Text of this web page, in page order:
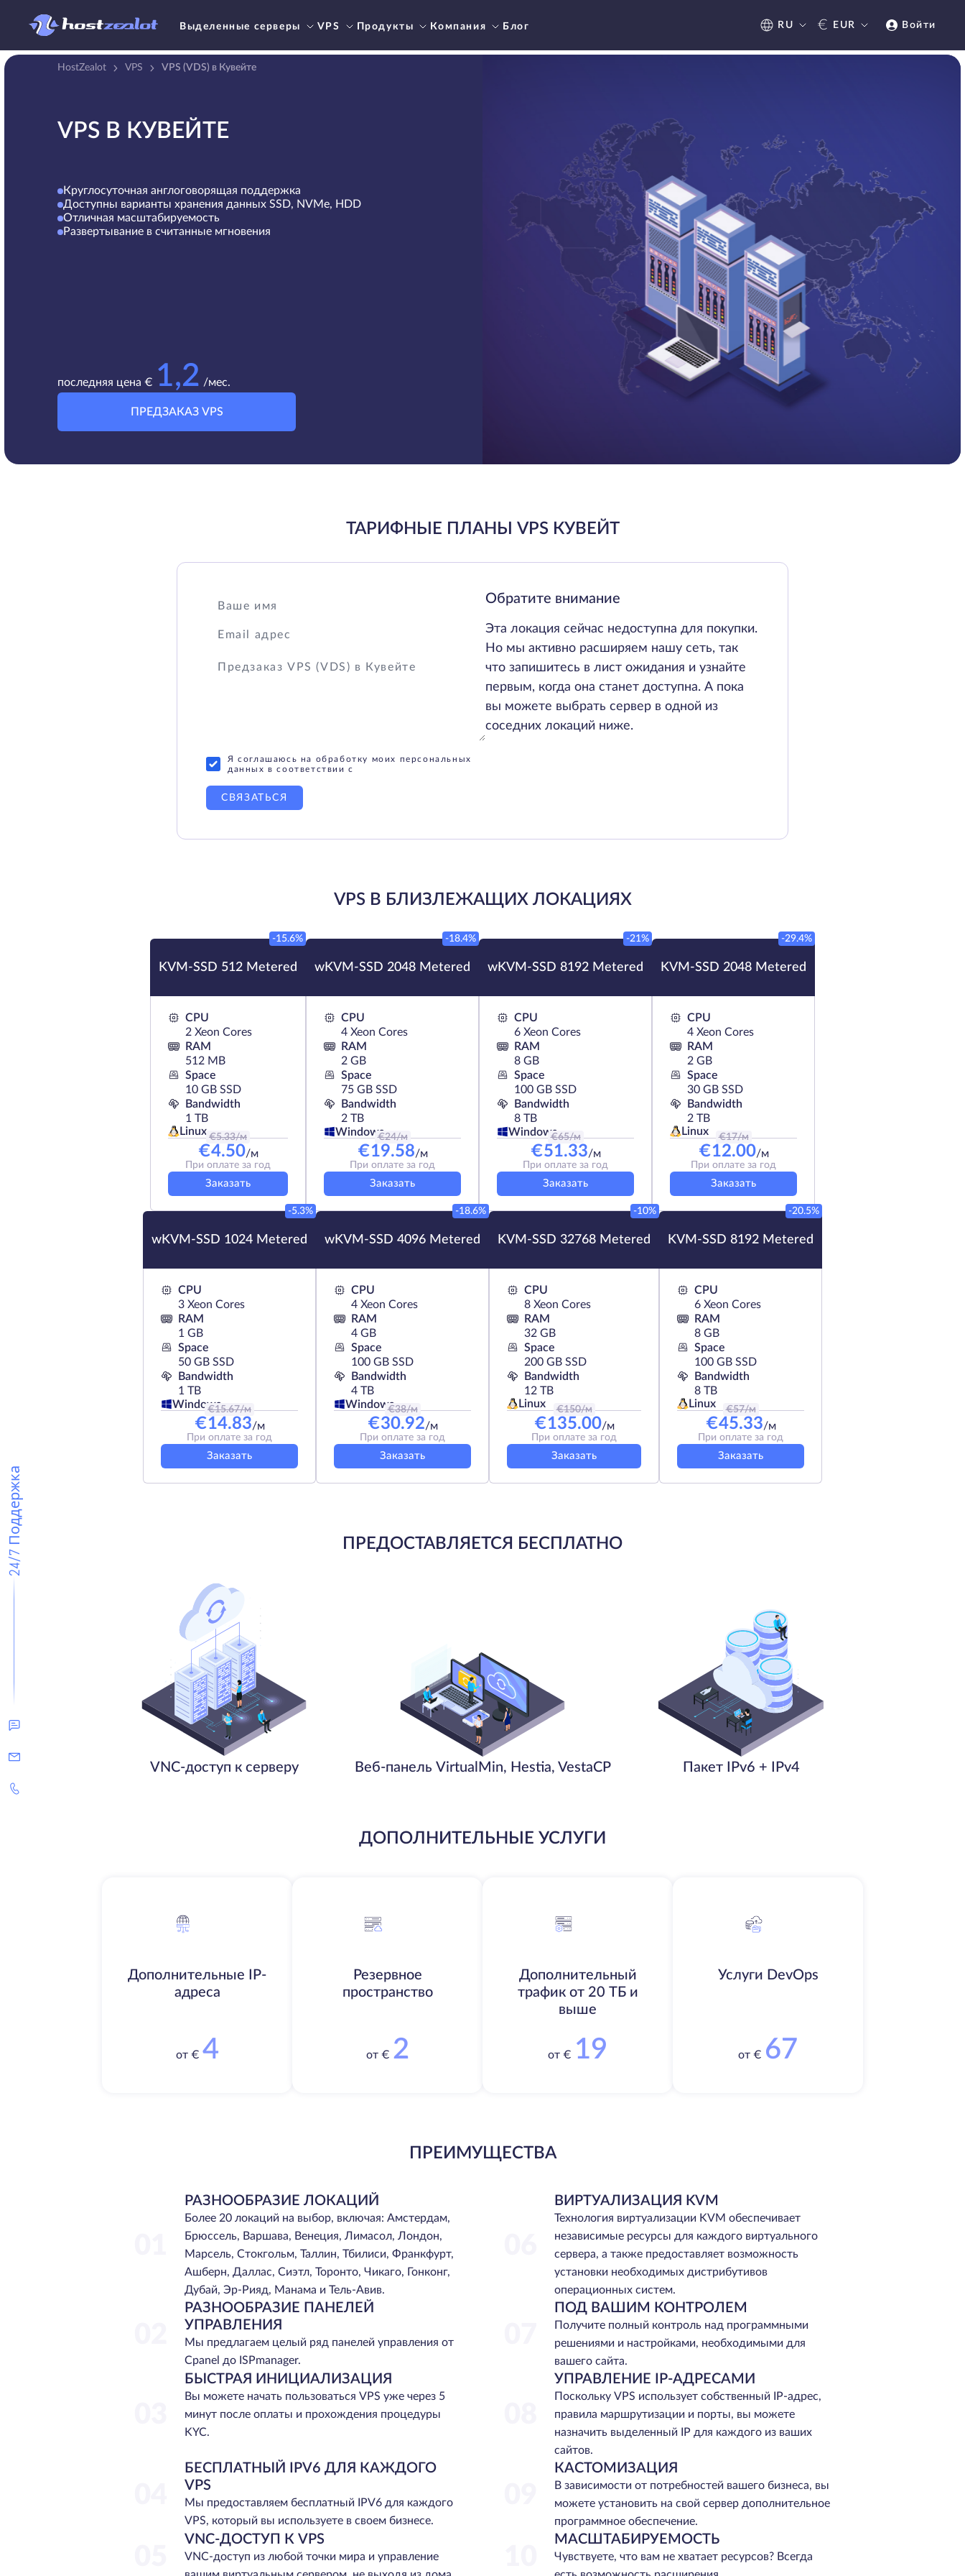
Выделенные серверы VPS Продукты Компания Блог RU € EUR Войти
24/7 Поддержка
HostZealot VPS VPS (VDS) в Кувейте
VPS В КУВЕЙТЕ
Круглосуточная англоговорящая поддержка
Доступны варианты хранения данных SSD, NVMe, HDD
Отличная масштабируемость
Развертывание в считанные мгновения
последняя цена € 1,2 /мес.
ПРЕДЗАКАЗ VPS
ТАРИФНЫЕ ПЛАНЫ VPS КУВЕЙТ
Я соглашаюсь на обработку моих персональных
данных в соответствии с
СВЯЗАТЬСЯ
Обратите внимание
Эта локация сейчас недоступна для покупки.
Но мы активно расширяем нашу сеть, так
что запишитесь в лист ожидания и узнайте
первым, когда она станет доступна. А пока
вы можете выбрать сервер в одной из
соседних локаций ниже.
VPS В БЛИЗЛЕЖАЩИХ ЛОКАЦИЯХ
KVM-SSD 512 Metered
-15.6%
CPU
2 Xeon Cores
RAM
512 MB
Space
10 GB SSD
Bandwidth
1 TB
Linux €5.33/м
€4.50/м
При оплате за год
Заказать
wKVM-SSD 2048 Metered
-18.4%
CPU
4 Xeon Cores
RAM
2 GB
Space
75 GB SSD
Bandwidth
2 TB
Windows
€24/м
€19.58/м
При оплате за год
Заказать
wKVM-SSD 8192 Metered
-21%
CPU
6 Xeon Cores
RAM
8 GB
Space
100 GB SSD
Bandwidth
8 TB
Windows
€65/м
€51.33/м
При оплате за год
Заказать
KVM-SSD 2048 Metered
-29.4%
CPU
4 Xeon Cores
RAM
2 GB
Space
30 GB SSD
Bandwidth
2 TB
Linux
€17/м
€12.00/м
При оплате за год
Заказать
wKVM-SSD 1024 Metered
-5.3%
CPU
3 Xeon Cores
RAM
1 GB
Space
50 GB SSD
Bandwidth
1 TB
Windows
€15.67/м
€14.83/м
При оплате за год
Заказать
wKVM-SSD 4096 Metered
-18.6%
CPU
4 Xeon Cores
RAM
4 GB
Space
100 GB SSD
Bandwidth
4 TB
Windows
€38/м
€30.92/м
При оплате за год
Заказать
KVM-SSD 32768 Metered
-10%
CPU
8 Xeon Cores
RAM
32 GB
Space
200 GB SSD
Bandwidth
12 TB
Linux
€150/м
€135.00/м
При оплате за год
Заказать
KVM-SSD 8192 Metered
-20.5%
CPU
6 Xeon Cores
RAM
8 GB
Space
100 GB SSD
Bandwidth
8 TB
Linux
€57/м
€45.33/м
При оплате за год
Заказать
ПРЕДОСТАВЛЯЕТСЯ БЕСПЛАТНО
VNC-доступ к серверу Веб-панель VirtualMin, Hestia, VestaCP Пакет IPv6 + IPv4
ДОПОЛНИТЕЛЬНЫЕ УСЛУГИ
Дополнительные IP-
адреса
от € 4
Резервное
пространство
от € 2
Дополнительный
трафик от 20 ТБ и
выше
от € 19
Услуги DevOps
от € 67
ПРЕИМУЩЕСТВА
РАЗНООБРАЗИЕ ЛОКАЦИЙ
Более 20 локаций на выбор, включая: Амстердам,
Брюссель, Варшава, Венеция, Лимасол, Лондон,
Марсель, Стокгольм, Таллин, Тбилиси, Франкфурт,
Ашберн, Даллас, Сиэтл, Торонто, Чикаго, Гонконг,
Дубай, Эр-Рияд, Манама и Тель-Авив.
ВИРТУАЛИЗАЦИЯ KVM
Технология виртуализации KVM обеспечивает
независимые ресурсы для каждого виртуального
сервера, а также предоставляет возможность
установки необходимых дистрибутивов
операционных систем.
РАЗНООБРАЗИЕ ПАНЕЛЕЙ
УПРАВЛЕНИЯ
Мы предлагаем целый ряд панелей управления от
Cpanel до ISPmanager.
ПОД ВАШИМ КОНТРОЛЕМ
Получите полный контроль над программными
решениями и настройками, необходимыми для
вашего сайта.
БЫСТРАЯ ИНИЦИАЛИЗАЦИЯ
Вы можете начать пользоваться VPS уже через 5
минут после оплаты и прохождения процедуры
KYC.
УПРАВЛЕНИЕ IP-АДРЕСАМИ
Поскольку VPS использует собственный IP-адрес,
правила маршрутизации и порты, вы можете
назначить выделенный IP для каждого из ваших
сайтов.
БЕСПЛАТНЫЙ IPV6 ДЛЯ КАЖДОГО
VPS
Мы предоставляем бесплатный IPV6 для каждого
VPS, который вы используете в своем бизнесе.
КАСТОМИЗАЦИЯ
В зависимости от потребностей вашего бизнеса, вы
можете установить на свой сервер дополнительное
программное обеспечение.
VNC-ДОСТУП К VPS
VNC-доступ из любой точки мира и управление
МАСШТАБИРУЕМОСТЬ
Чувствуете, что вам не хватает ресурсов? Всегда